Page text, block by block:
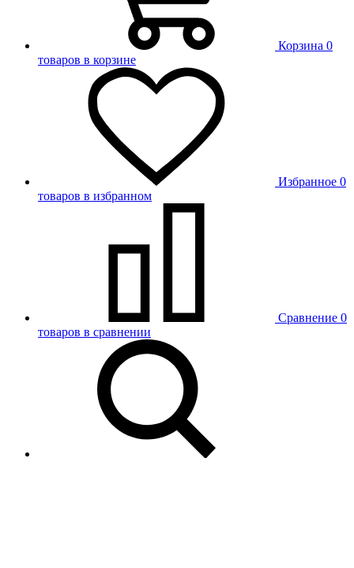
Корзина 0
товаров в корзине
Избранное 0
товаров в избранном
Сравнение 0
товаров в сравнении